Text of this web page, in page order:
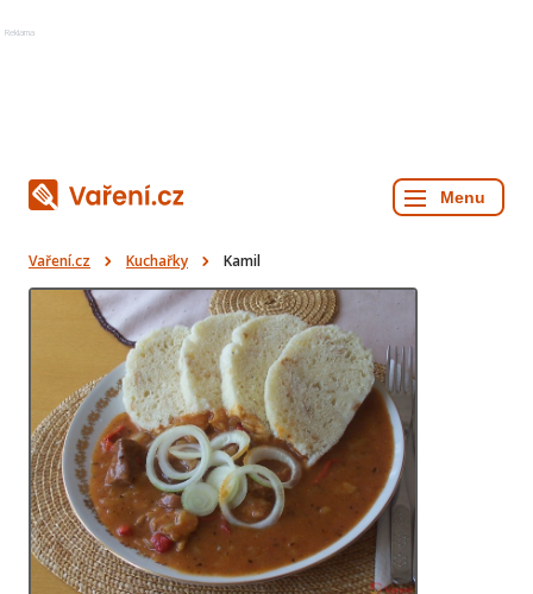
Reklama
Vaření.cz Kuchařky Kamil